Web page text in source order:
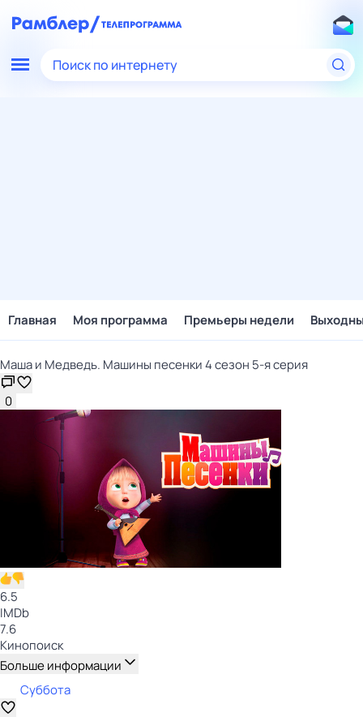
Поиск по интернету
Главная Моя программа Премьеры недели
Маша и Медведь. Машины песенки 4 сезон 5-я серия
0
6.5
IMDb
7.6
Кинопоиск
Больше информации
Суббота